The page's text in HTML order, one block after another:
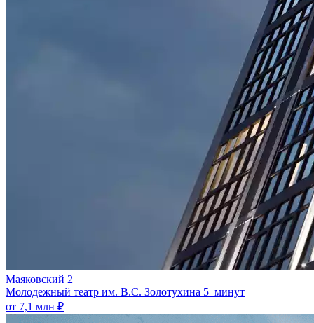
Маяковский 2
Молодежный театр им. В.С. Золотухина 5 минут
от 7,1 млн ₽